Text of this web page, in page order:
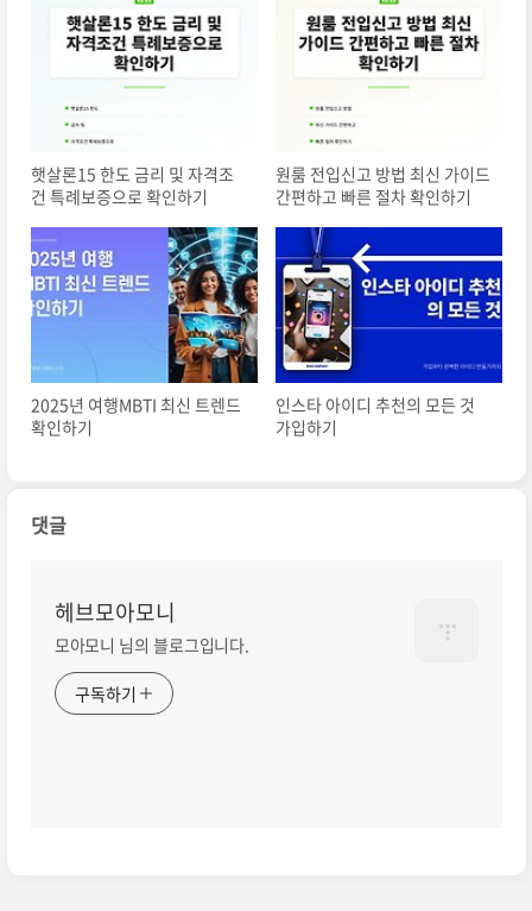
햇살론15 한도 금리 및 자격조
건 특례보증으로 확인하기
원룸 전입신고 방법 최신 가이드
간편하고 빠른 절차 확인하기
2025년 여행MBTI 최신 트렌드
확인하기
인스타 아이디 추천의 모든 것
가입하기
댓글
헤브모아모니
모아모니 님의 블로그입니다.
구독하기